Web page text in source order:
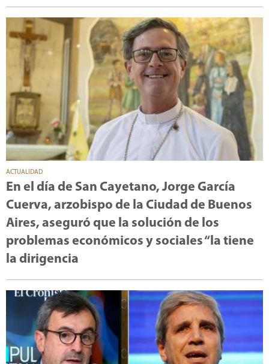
ACTUALIDAD
En el día de San Cayetano, Jorge García
Cuerva, arzobispo de la Ciudad de Buenos
Aires, aseguró que la solución de los
problemas económicos y sociales “la tiene
la dirigencia